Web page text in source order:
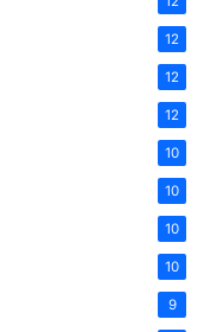
12
12
12
10
10
10
10
9